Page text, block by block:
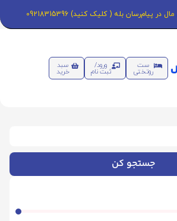
در پیام‌رسان بله ( کلیک کنید) 09218315396
ست
روتختی
ورود/
ثبت نام
سبد
خرید
جستجو کن